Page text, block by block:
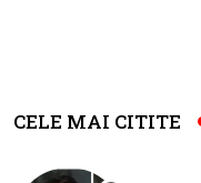
CELE MAI CITITE